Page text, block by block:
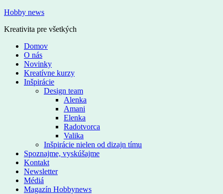
Hobby news
Kreativita pre všetkých
Domov
O nás
Novinky
Kreatívne kurzy
Inšpirácie
Design team
Alenka
Amani
Elenka
Radotvorca
Valika
Inšpirácie nielen od dizajn tímu
Spoznajme, vyskúšajme
Kontakt
Newsletter
Médiá
Magazín Hobbynews